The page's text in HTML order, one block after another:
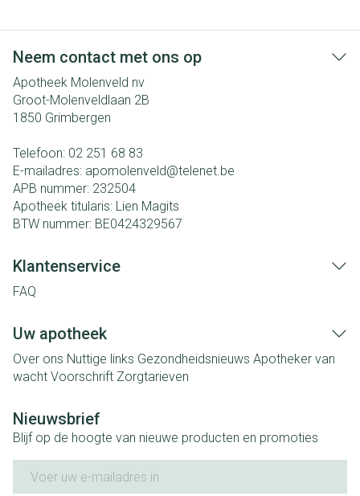
Neem contact met ons op
Apotheek Molenveld nv
Groot-Molenveldlaan 2B
1850 Grimbergen
Telefoon: 02 251 68 83
E-mailadres: apomolenveld@telenet.be
APB nummer: 232504
Apotheek titularis: Lien Magits
BTW nummer: BE0424329567
Klantenservice
FAQ
Uw apotheek
Over ons Nuttige links Gezondheidsnieuws Apotheker van
wacht Voorschrift Zorgtarieven
Nieuwsbrief
Blijf op de hoogte van nieuwe producten en promoties